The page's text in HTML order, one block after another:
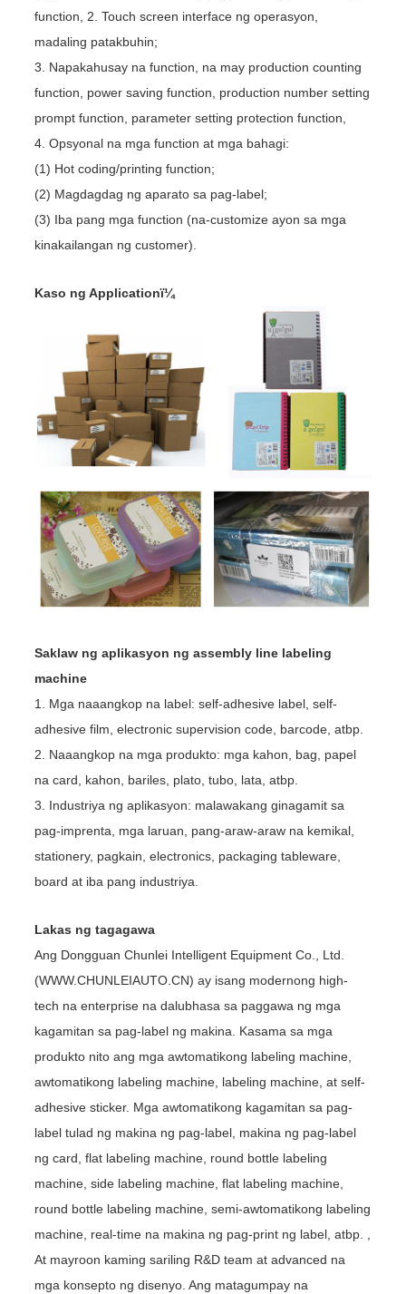
function, 2. Touch screen interface ng operasyon,
madaling patakbuhin;
3. Napakahusay na function, na may production counting
function, power saving function, production number setting
prompt function, parameter setting protection function,
4. Opsyonal na mga function at mga bahagi:
(1) Hot coding/printing function;
(2) Magdagdag ng aparato sa pag-label;
(3) Iba pang mga function (na-customize ayon sa mga
kinakailangan ng customer).
Kaso ng Applicationï¼
Saklaw ng aplikasyon ng assembly line labeling
machine
1. Mga naaangkop na label: self-adhesive label, self-
adhesive film, electronic supervision code, barcode, atbp.
2. Naaangkop na mga produkto: mga kahon, bag, papel
na card, kahon, bariles, plato, tubo, lata, atbp.
3. Industriya ng aplikasyon: malawakang ginagamit sa
pag-imprenta, mga laruan, pang-araw-araw na kemikal,
stationery, pagkain, electronics, packaging tableware,
board at iba pang industriya.
Lakas ng tagagawa
Ang Dongguan Chunlei Intelligent Equipment Co., Ltd.
(WWW.CHUNLEIAUTO.CN) ay isang modernong high-
tech na enterprise na dalubhasa sa paggawa ng mga
kagamitan sa pag-label ng makina. Kasama sa mga
produkto nito ang mga awtomatikong labeling machine,
awtomatikong labeling machine, labeling machine, at self-
adhesive sticker. Mga awtomatikong kagamitan sa pag-
label tulad ng makina ng pag-label, makina ng pag-label
ng card, flat labeling machine, round bottle labeling
machine, side labeling machine, flat labeling machine,
round bottle labeling machine, semi-awtomatikong labeling
machine, real-time na makina ng pag-print ng label, atbp. ,
At mayroon kaming sariling R&D team at advanced na
mga konsepto ng disenyo. Ang matagumpay na